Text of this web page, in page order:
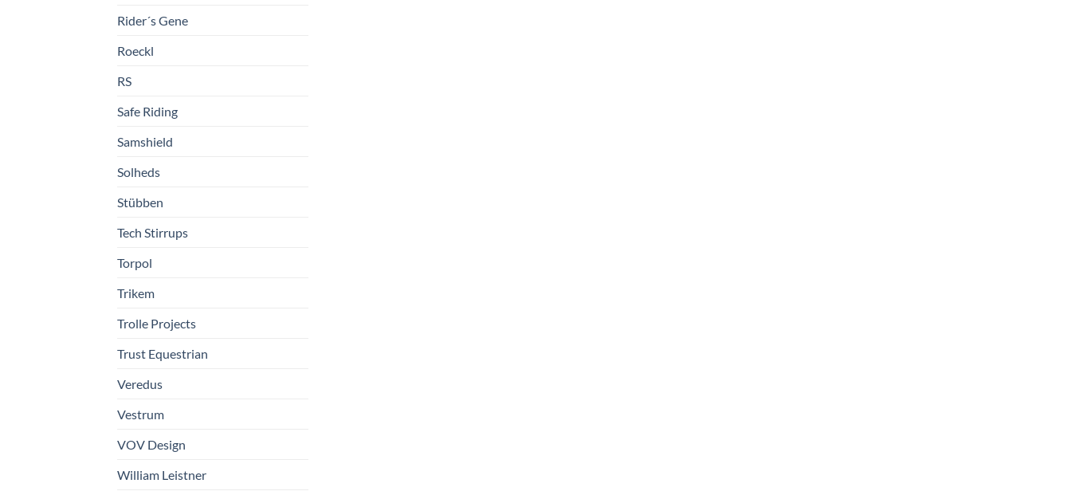
Rider´s Gene
Roeckl
RS
Safe Riding
Samshield
Solheds
Stübben
Tech Stirrups
Torpol
Trikem
Trolle Projects
Trust Equestrian
Veredus
Vestrum
VOV Design
William Leistner